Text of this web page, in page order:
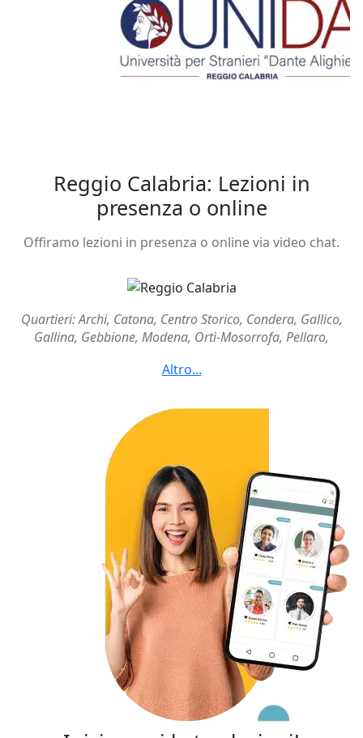
Reggio Calabria: Lezioni in
presenza o online
Offiramo lezioni in presenza o online via video chat.
Quartieri: Archi, Catona, Centro Storico, Condera, Gallico,
Gallina, Gebbione, Modena, Ortì-Mosorrofa, Pellaro,
Pineta Zerbi, Sbarre, Spirito Santo, Tremulini